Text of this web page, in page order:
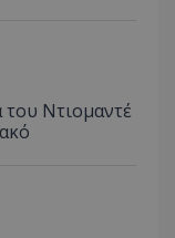
Ντιομαντέ